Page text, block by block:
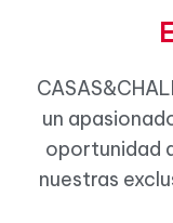
un
oportunidad
nuestras